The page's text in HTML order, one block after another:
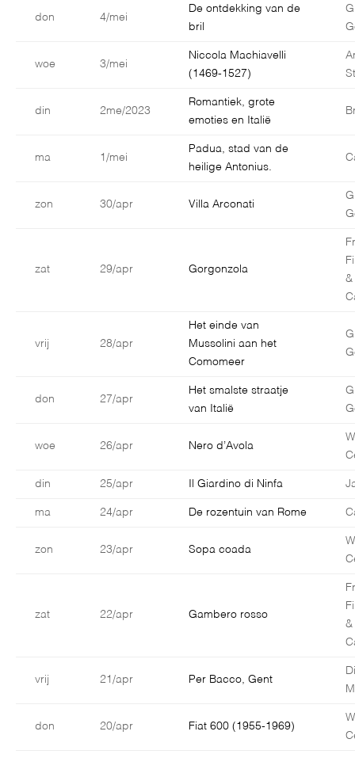
don 4/mei
De ontdekking van de
bril
woe 3/mei
Niccola Machiavelli
(1469-1527)
din 2me/2023
Romantiek, grote
emoties en Italië
ma 1/mei
Padua, stad van de
heilige Antonius.
zon 30/apr Villa Arconati
zat 29/apr Gorgonzola
&
vrij 28/apr
Het einde van
Mussolini aan het
Comomeer
don 27/apr
Het smalste straatje
van Italië
woe 26/apr Nero d’Avola
din 25/apr Il Giardino di Ninfa
ma 24/apr De rozentuin van Rome
zon 23/apr Sopa coada
zat 22/apr Gambero rosso
&
vrij 21/apr Per Bacco, Gent
don 20/apr Fiat 600 (1955-1969)